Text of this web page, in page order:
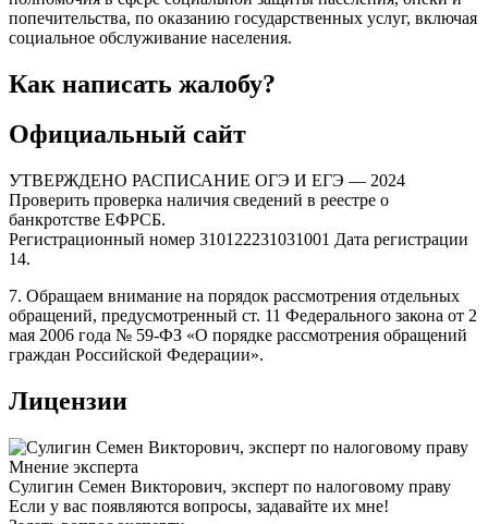
попечительства, по оказанию государственных услуг, включая
социальное обслуживание населения.
Как написать жалобу?
Официальный сайт
УТВЕРЖДЕНО РАСПИСАНИЕ ОГЭ И ЕГЭ — 2024
Проверить проверка наличия сведений в реестре о
банкротстве ЕФРСБ.
Регистрационный номер 310122231031001 Дата регистрации
14.
7. Обращаем внимание на порядок рассмотрения отдельных
обращений, предусмотренный ст. 11 Федерального закона от 2
мая 2006 года № 59-ФЗ «О порядке рассмотрения обращений
граждан Российской Федерации».
Лицензии
Мнение эксперта
Сулигин Семен Викторович, эксперт по налоговому праву
Если у вас появляются вопросы, задавайте их мне!